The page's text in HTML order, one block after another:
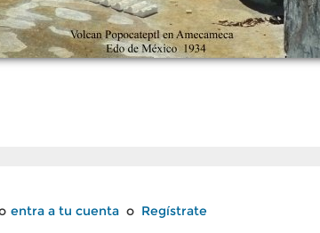
entra a tu cuenta o Regístrate